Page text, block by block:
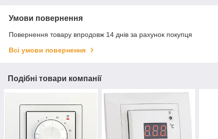
Умови повернення
Повернення товару впродовж 14 днів за рахунок покупця
Всі умови повернення
Подібні товари компанії